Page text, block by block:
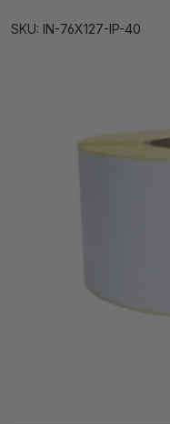
SKU: IN-76X127-IP-40